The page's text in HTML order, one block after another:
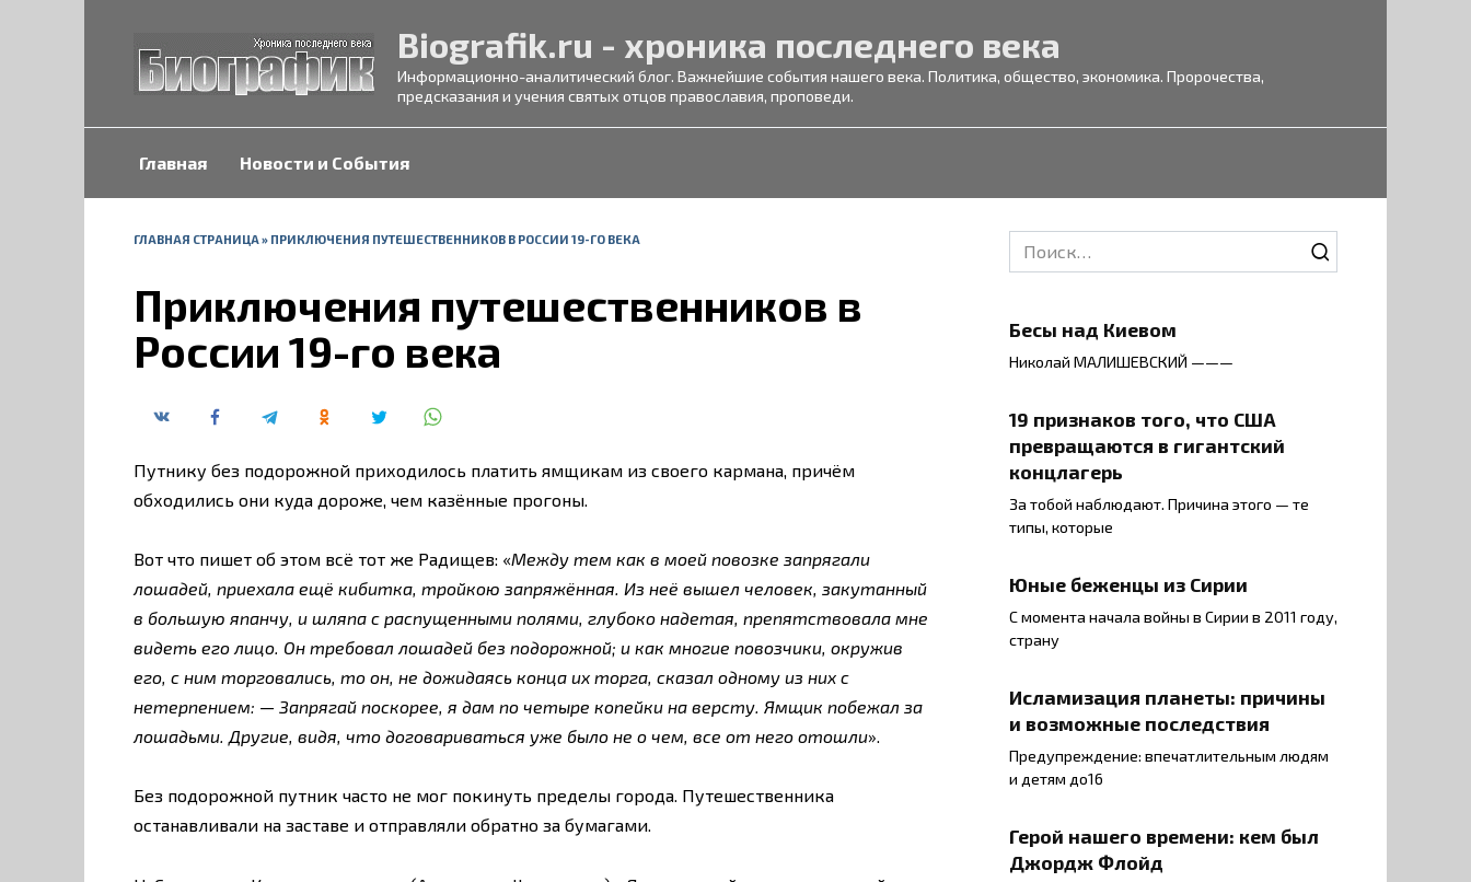
Biografik.ru - хроника последнего века
Информационно-аналитический блог. Важнейшие события нашего века. Политика, общество, экономика. Пророчества,
предсказания и учения святых отцов православия, проповеди.
Главная Новости и События
ГЛАВНАЯ СТРАНИЦА» ПРИКЛЮЧЕНИЯ ПУТЕШЕСТВЕННИКОВ В РОССИИ 19-ГО ВЕКА
Приключения путешественников в
России 19-го века
Путнику без подорожной приходилось платить ямщикам из своего кармана, причём
обходились они куда дороже, чем казённые прогоны.
Вот что пишет об этом всё тот же Радищев: «Между тем как в моей повозке запрягали
лошадей, приехала ещё кибитка, тройкою запряжённая. Из неё вышел человек, закутанный
в большую япанчу, и шляпа с распущенными полями, глубоко надетая, препятствовала мне
видеть его лицо. Он требовал лошадей без подорожной; и как многие повозчики, окружив
его, с ним торговались, то он, не дожидаясь конца их торга, сказал одному из них с
нетерпением: — Запрягай поскорее, я дам по четыре копейки на версту. Ямщик побежал за
лошадьми. Другие, видя, что договариваться уже было не о чем, все от него отошли».
Без подорожной путник часто не мог покинуть пределы города. Путешественника
останавливали на заставе и отправляли обратно за бумагами.
Search
for:
Бесы над Киевом
Николай МАЛИШЕВСКИЙ ———
19 признаков того, что США
превращаются в гигантский
концлагерь
За тобой наблюдают. Причина этого — те
типы, которые
Юные беженцы из Сирии
С момента начала войны в Сирии в 2011 году,
страну
Исламизация планеты: причины
и возможные последствия
Предупреждение: впечатлительным людям
и детям до16
Герой нашего времени: кем был
Джордж Флойд